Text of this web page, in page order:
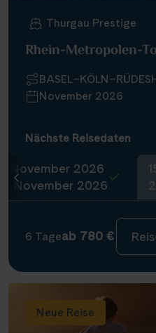
Reisekalender
Reisekataloge
Kundenlogin
Thurgau Prestige
Rhein-Metropolen-
November 2026
Nächste Reisedaten
November 2026
November 2026
6 Tageab 780 €
Neue Reise